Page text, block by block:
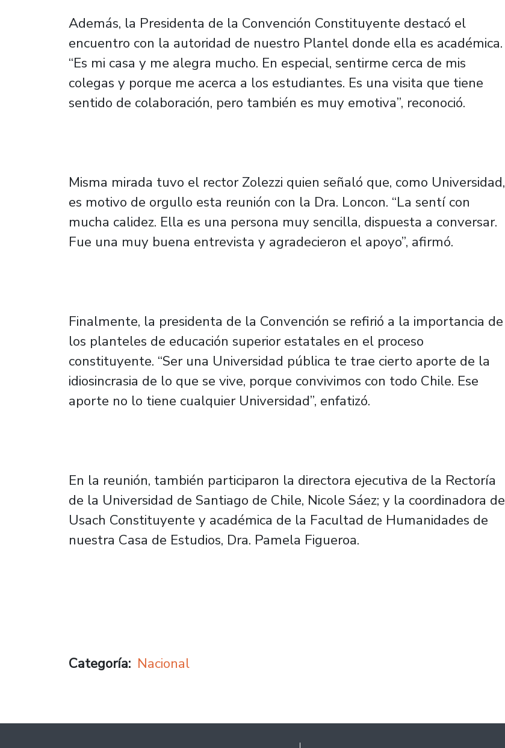
Además, la Presidenta de la Convención Constituyente destacó el
encuentro con la autoridad de nuestro Plantel donde ella es académica.
“Es mi casa y me alegra mucho. En especial, sentirme cerca de mis
colegas y porque me acerca a los estudiantes. Es una visita que tiene
sentido de colaboración, pero también es muy emotiva”, reconoció.
Misma mirada tuvo el rector Zolezzi quien señaló que, como Universidad,
es motivo de orgullo esta reunión con la Dra. Loncon. “La sentí con
mucha calidez. Ella es una persona muy sencilla, dispuesta a conversar.
Fue una muy buena entrevista y agradecieron el apoyo”, afirmó.
Finalmente, la presidenta de la Convención se refirió a la importancia de
los planteles de educación superior estatales en el proceso
constituyente. “Ser una Universidad pública te trae cierto aporte de la
idiosincrasia de lo que se vive, porque convivimos con todo Chile. Ese
aporte no lo tiene cualquier Universidad”, enfatizó.
En la reunión, también participaron la directora ejecutiva de la Rectoría
de la Universidad de Santiago de Chile, Nicole Sáez; y la coordinadora de
Usach Constituyente y académica de la Facultad de Humanidades de
nuestra Casa de Estudios, Dra. Pamela Figueroa.
Categoría Nacional